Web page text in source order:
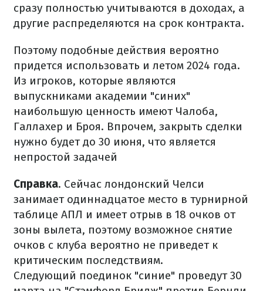
сразу полностью учитываются в доходах, а
другие распределяются на срок контракта.
Поэтому подобные действия вероятно
придется использовать и летом 2024 года.
Из игроков, которые являются
выпускниками академии "синих"
наибольшую ценность имеют Чалоба,
Галлахер и Броя. Впрочем, закрыть сделки
нужно будет до 30 июня, что является
непростой задачей
Справка. Сейчас лондонский Челси
занимает одиннадцатое место в турнирной
таблице АПЛ и имеет отрыв в 18 очков от
зоны вылета, поэтому возможное снятие
очков с клуба вероятно не приведет к
критическим последствиям.
Следующий поединок "синие" проведут 30